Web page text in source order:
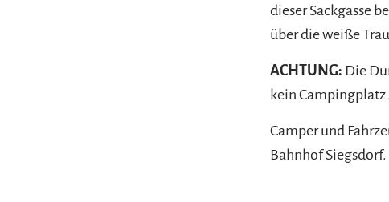
dieser Sackgasse
über die weiße
ACHTUNG: Die
kein Campingplatz
Camper und
Bahnhof Siegsdorf.